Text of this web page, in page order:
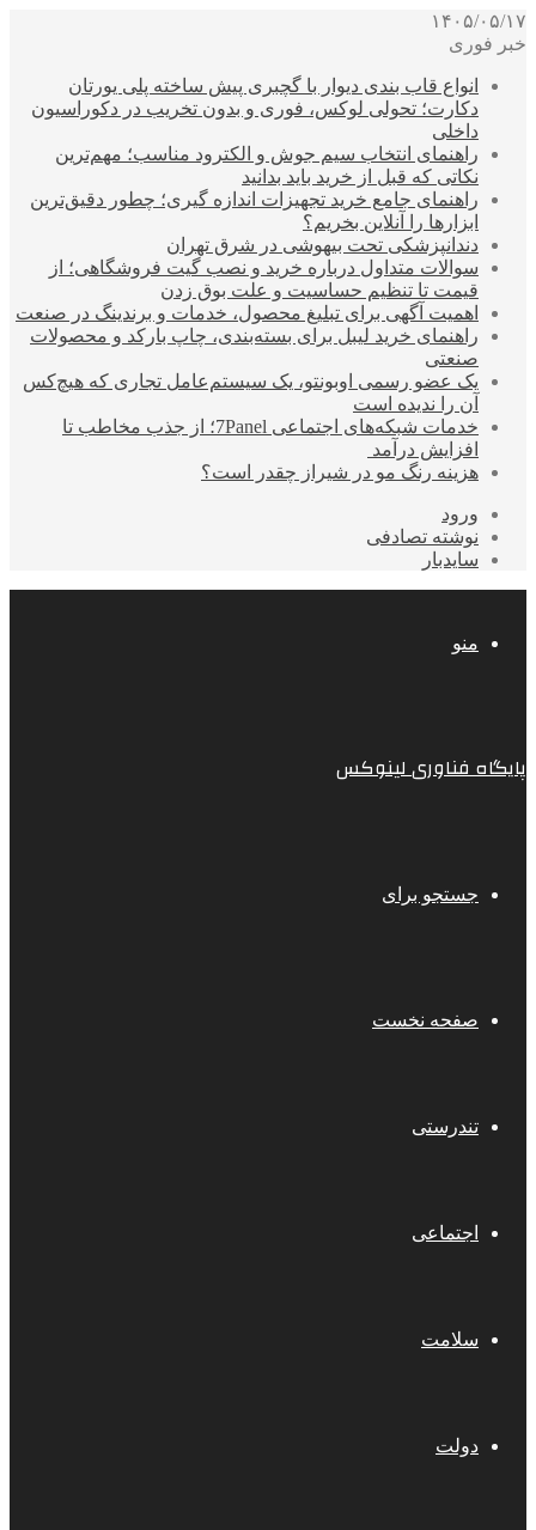
۱۴۰۵/۰۵/۱۷
خبر فوری
انواع قاب بندی دیوار با گچبری پیش ساخته پلی یورتان
دکارت؛ تحولی لوکس، فوری و بدون تخریب در دکوراسیون
داخلی
راهنمای انتخاب سیم جوش و الکترود مناسب؛ مهم‌ترین
نکاتی که قبل از خرید باید بدانید
راهنمای جامع خرید تجهیزات اندازه گیری؛ چطور دقیق‌ترین
ابزارها را آنلاین بخریم؟
دندانپزشکی تحت بیهوشی در شرق تهران
سوالات متداول درباره خرید و نصب گیت فروشگاهی؛ از
قیمت تا تنظیم حساسیت و علت بوق زدن
اهمیت آگهی برای تبلیغ محصول، خدمات و برندینگ در صنعت
راهنمای خرید لیبل برای بسته‌بندی، چاپ بارکد و محصولات
صنعتی
یک عضو رسمی اوبونتو، یک سیستم‌عامل تجاری که هیچ‌کس
آن را ندیده است
خدمات شبکه‌های اجتماعی 7Panel؛ از جذب مخاطب تا
افزایش درآمد
هزینه رنگ مو در شیراز چقدر است؟
ورود
نوشته تصادفی
سایدبار
منو
پایگاه فناوری لینوکس
جستجو برای
صفحه نخست
تندرستی
اجتماعی
سلامت
دولت